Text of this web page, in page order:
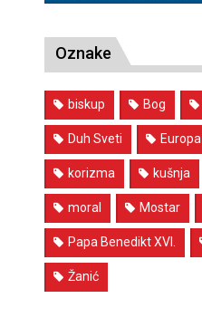
Oznake
biskup Bog
Duh Sveti Europa
korizma kušnja
moral Mostar
Papa Benedikt XVI.
Žanić